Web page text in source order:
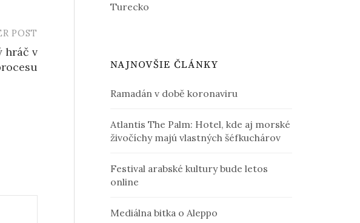
POST
hráč v
Turecko
NAJNOVŠIE ČLÁNKY
Ramadán v době koronaviru
Atlantis The Palm: Hotel, kde aj morské
živočíchy majú vlastných šéfkuchárov
Festival arabské kultury bude letos
online
Mediálna bitka o Aleppo